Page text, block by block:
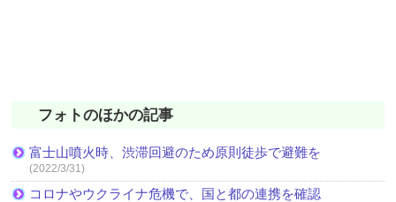
フォトのほかの記事
富士山噴火時、渋滞回避のため原則徒歩で避難を
(2022/3/31)
コロナやウクライナ危機で、国と都の連携を確認